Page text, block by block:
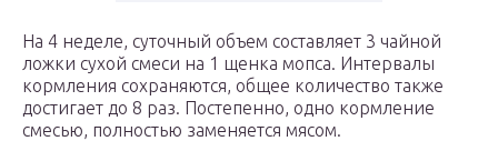
На 4 неделе, суточный объем составляет 3 чайной
ложки сухой смеси на 1 щенка мопса. Интервалы
кормления сохраняются, общее количество также
достигает до 8 раз. Постепенно, одно кормление
смесью, полностью заменяется мясом.